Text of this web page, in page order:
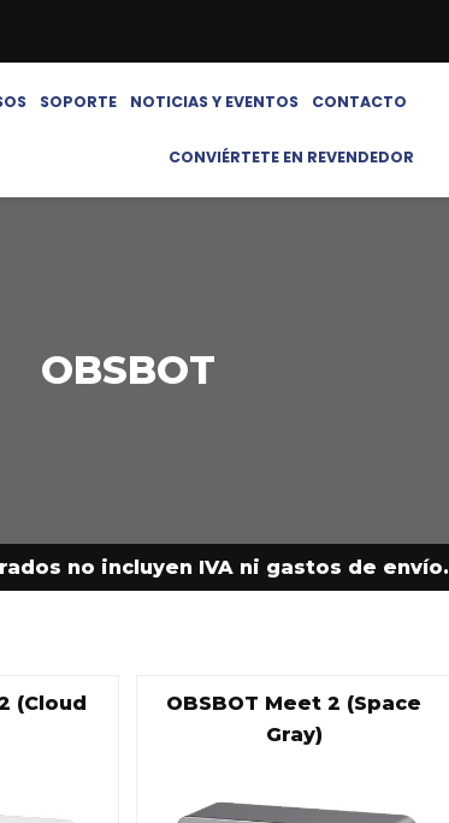
SOPORTE NOTICIAS Y EVENTOS CONTACTO
CONVIÉRTETE EN REVENDEDOR
OBSBOT
no incluyen IVA ni gastos de envío.
(Cloud
OBSBOT Meet 2 (Space
Gray)